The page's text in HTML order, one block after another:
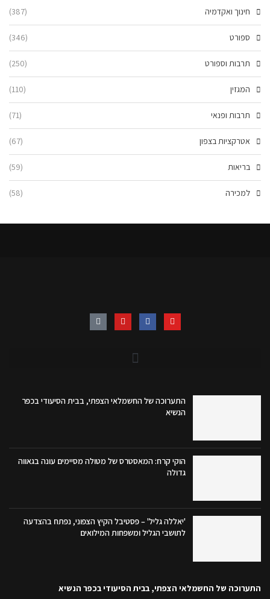
חינוך ואקדמיה (387)
ספורט (346)
תרבות וספורט (250)
המגזין (110)
תרבות ופנאי (71)
אטרקציות בצפון (67)
בריאות (59)
למכירה (58)
התערוכה של החשמלאי הצפתי, בבית הסיעודי בכפר
הנשיא
הוקי קרח: המאסטרס של מטולה מסיימים עונה בגאווה
גדולה
'יאללה גליל' – פסטיבל הקיץ הצפוני, נפתח בהצדעה
לתושבי הגליל ומשפחות המילואים
התערוכה של החשמלאי הצפתי, בבית הסיעודי בכפר הנשיא